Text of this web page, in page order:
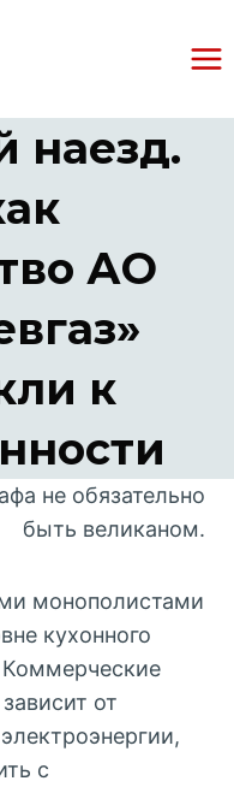
наезд.
АО
к
не обязательно
быть великаном.
монополистами
кухонного
от
с